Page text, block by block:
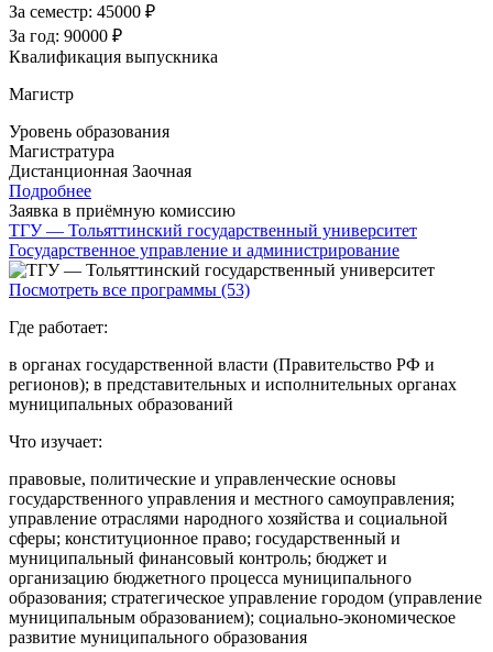
За семестр: 45000 ₽
За год: 90000 ₽
Квалификация выпускника
Магистр
Уровень образования
Магистратура
Дистанционная Заочная
Подробнее
Заявка в приёмную комиссию
ТГУ — Тольяттинский государственный университет
Государственное управление и администрирование
Посмотреть все программы (53)
Где работает:
в органах государственной власти (Правительство РФ и
регионов); в представительных и исполнительных органах
муниципальных образований
Что изучает:
правовые, политические и управленческие основы
государственного управления и местного самоуправления;
управление отраслями народного хозяйства и социальной
сферы; конституционное право; государственный и
муниципальный финансовый контроль; бюджет и
организацию бюджетного процесса муниципального
образования; стратегическое управление городом (управление
муниципальным образованием); социально-экономическое
развитие муниципального образования